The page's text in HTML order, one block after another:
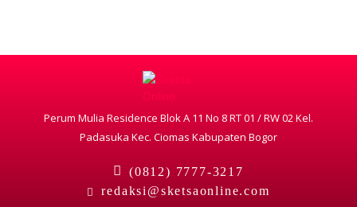
Perum Mulia Residence Blok A 11 No 8 RT 01 / RW 02 Kel.
Padasuka Kec. Ciomas Kabupaten Bogor
(0812) 7777-3217
redaksi@sketsaonline.com